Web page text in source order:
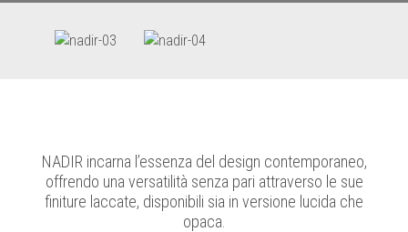
NADIR incarna l’essenza del design contemporaneo,
offrendo una versatilità senza pari attraverso le sue
finiture laccate, disponibili sia in versione lucida che
opaca.